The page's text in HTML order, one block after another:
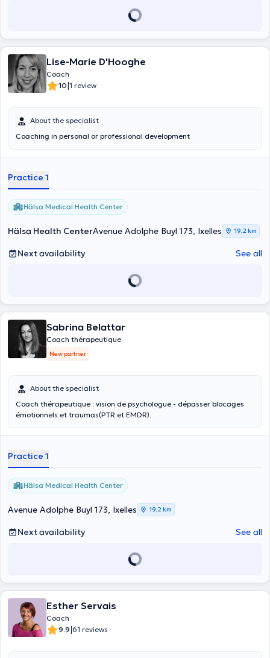
Lise-Marie D'Hooghe
Coach
10|1 review
About the specialist
Coaching in personal or professional development
Practice 1
Hälsa Medical Health Center
Hälsa Health CenterAvenue Adolphe Buyl 173, Ixelles 19,2 km
Next availability See all
Sabrina Belattar
Coach thérapeutique
New partner
About the specialist
Coach thérapeutique : vision de psychologue - dépasser blocages
émotionnels et traumas(PTR et EMDR).
Practice 1
Hälsa Medical Health Center
Avenue Adolphe Buyl 173, Ixelles 19,2 km
Next availability See all
Esther Servais
Coach
9.9|61 reviews